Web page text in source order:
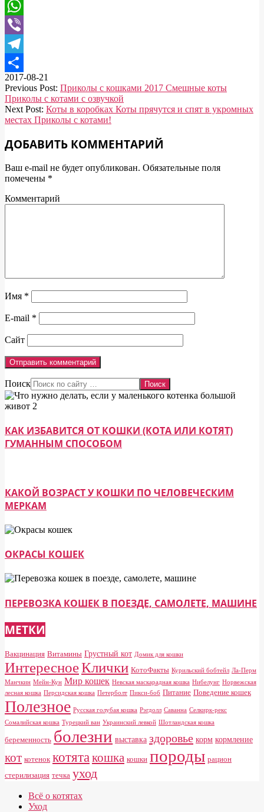
Mail.Ru
WhatsApp
Viber
Telegram
Отправить
2017-08-21
Previous Post: Приколы с кошками 2017 Смешные коты
Приколы с котами с озвучкой
Next Post: Коты в коробках Коты прячутся и спят в укромных
местах Приколы с котами!
ДОБАВИТЬ КОММЕНТАРИЙ
Ваш e-mail не будет опубликован. Обязательные поля
помечены *
Комментарий
Имя *
E-mail *
Сайт
Поиск
КАК ИЗБАВИТСЯ ОТ КОШКИ (КОТА ИЛИ КОТЯТ)
ГУМАННЫМ СПОСОБОМ
КАКОЙ ВОЗРАСТ У КОШКИ ПО ЧЕЛОВЕЧЕСКИМ
МЕРКАМ
ОКРАСЫ КОШЕК
ПЕРЕВОЗКА КОШЕК В ПОЕЗДЕ, САМОЛЕТЕ, МАШИНЕ
МЕТКИ
Вакцинация Витамины Грустный кот Домик для кошки
ИнтересноеКлички КотоФакты Курильский бобтейл Ла-Перм
Манчкин Мейн-Кун Мир кошек Невская маскарадная кошка Нибелунг Норвежская
лесная кошка Персидская кошка Петерболт Пикси-боб Питание Поведение кошек
Полезное Русская голубая кошка Рэгдолл Саванна Селкирк-рекс
Сомалийская кошка Турецкий ван Украинский левкой Шотландская кошка
беременность болезни выставка здоровье корм кормление
кот котенок котята кошка кошки породы рацион
стерилизация течка уход
Всё о котятах
Уход